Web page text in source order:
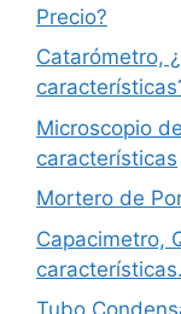
Precio?
Catarómetro,
Microscopio
características
Mortero de
Capacimetro,
Tubo